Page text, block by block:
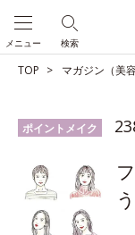
検索
メニュー
TOP マガジン（美
ポイントメイク